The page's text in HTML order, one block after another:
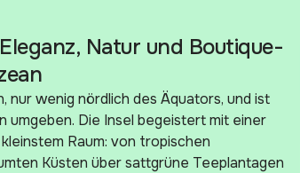
Natur und Boutique-
nur wenig nördlich des Äquators, und ist
umgeben. Die Insel begeistert mit einer
Raum: von tropischen
Küsten über sattgrüne Teeplantagen